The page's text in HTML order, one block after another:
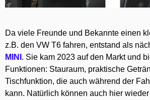
Da viele Freunde und Bekannte einen
z.B. den VW T6 fahren, entstand als
MINI . Sie kam 2023 auf den Markt und
Funktionen: Stauraum, praktische
Tischfunktion, die auch während der
kann. Natürlich können auch hier